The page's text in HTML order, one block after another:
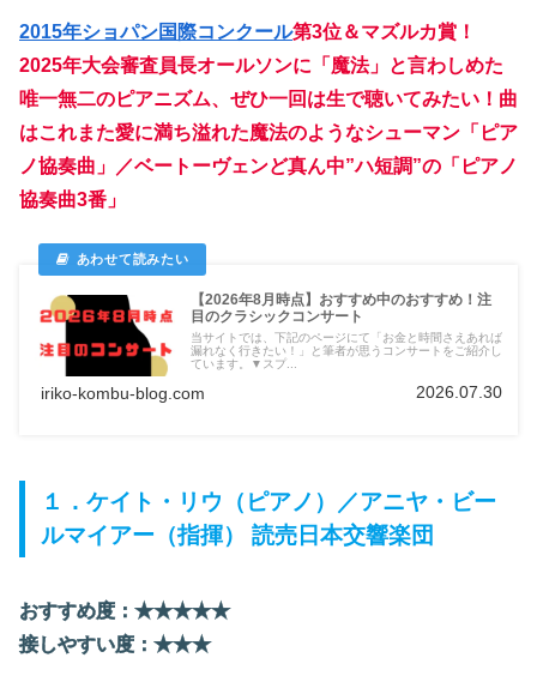
2015年ショパン国際コンクール第3位＆マズルカ賞！
2025年大会審査員長オールソンに「魔法」と言わしめた
唯一無二のピアニズム、ぜひ一回は生で聴いてみたい！曲
はこれまた愛に満ち溢れた魔法のようなシューマン「ピア
ノ協奏曲」／ベートーヴェンど真ん中”ハ短調”の「ピアノ
協奏曲3番」
【2026年8月時点】おすすめ中のおすすめ！注
目のクラシックコンサート
当サイトでは、下記のページにて「お金と時間さえあれば
漏れなく行きたい！」と筆者が思うコンサートをご紹介し
ています。▼スプ...
iriko-kombu-blog.com 2026.07.30
１．ケイト・リウ（ピアノ）／アニヤ・ビー
ルマイアー（指揮） 読売日本交響楽団
おすすめ度：★★★★★
接しやすい度：★★★